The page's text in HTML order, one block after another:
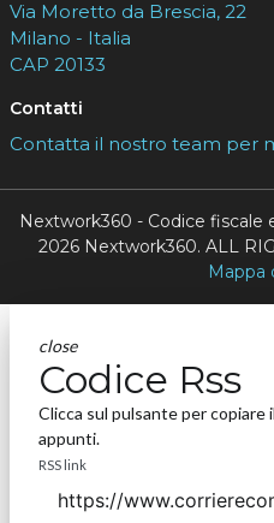
Via Moretto da Brescia, 22
Milano - Italia
CAP 20133
Contatti
Contatta il nostro team per
Nextwork360 - Codice fiscale
2026 Nextwork360. ALL
Mappa
close
Codice Rss
Clicca sul pulsante per copiare
appunti.
RSS link